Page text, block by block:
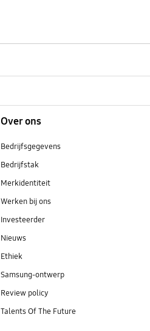
Over ons
Bedrijfsgegevens
Bedrijfstak
Merkidentiteit
Werken bij ons
Investeerder
Nieuws
Ethiek
Samsung-ontwerp
Review policy
Talents Of The Future